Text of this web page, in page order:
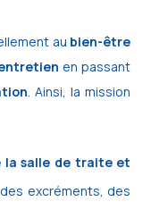
au bien-être
en passant
. Ainsi, la mission
la salle de traite et
excréments, des